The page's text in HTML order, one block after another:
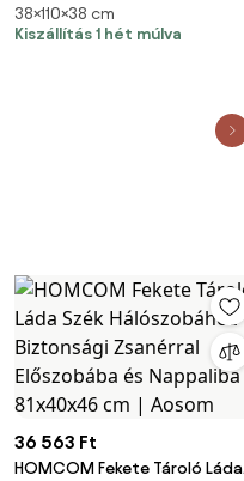
cm, sötétszürke
38×110×38 cm
Kiszállítás 1 hét múlva
36 563 Ft
HOMCOM Fekete Tároló Láda